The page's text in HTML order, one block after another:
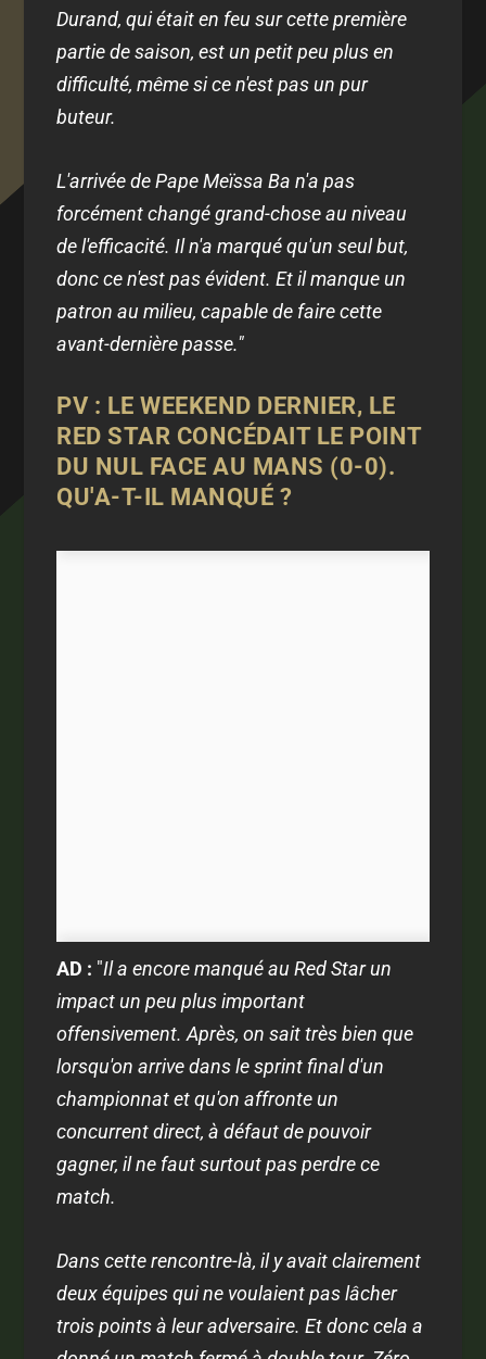
Durand, qui était en feu sur cette première
partie de saison, est un petit peu plus en
difficulté, même si ce n'est pas un pur
buteur.
L'arrivée de Pape Meïssa Ba n'a pas
forcément changé grand-chose au niveau
de l'efficacité. Il n'a marqué qu'un seul but,
donc ce n'est pas évident. Et il manque un
patron au milieu, capable de faire cette
avant-dernière passe."
PV : LE WEEKEND DERNIER, LE
RED STAR CONCÉDAIT LE POINT
DU NUL FACE AU MANS (0-0).
QU'A-T-IL MANQUÉ ?
AD : "Il a encore manqué au Red Star un
impact un peu plus important
offensivement. Après, on sait très bien que
lorsqu'on arrive dans le sprint final d'un
championnat et qu'on affronte un
concurrent direct, à défaut de pouvoir
gagner, il ne faut surtout pas perdre ce
match.
Dans cette rencontre-là, il y avait clairement
deux équipes qui ne voulaient pas lâcher
trois points à leur adversaire. Et donc cela a